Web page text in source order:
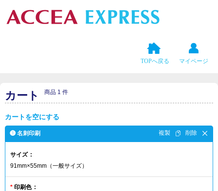
TOPへ戻る マイページ
カート 商品 1 件
カートを空にする
❶ 名刺印刷
サイズ
91mm×55mm（一般サイズ）
印刷色